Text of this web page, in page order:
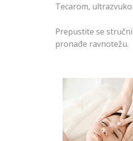
Tecarom,
Prepustite se
pronađe ravnotežu.